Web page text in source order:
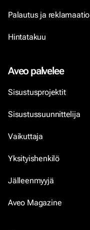
Palautus ja reklamaatio
Hintatakuu
Aveo palvelee
Sisustusprojektit
Sisustussuunnittelija
Vaikuttaja
Yksityishenkilö
Jälleenmyyjä
Aveo Magazine